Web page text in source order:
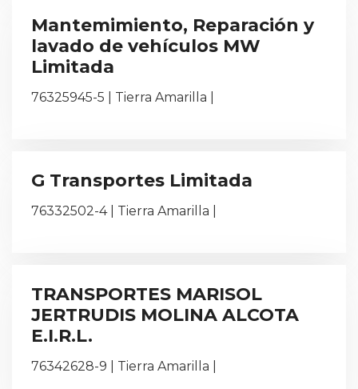
Mantemimiento, Reparación y
lavado de vehículos MW
Limitada
76325945-5 | Tierra Amarilla |
G Transportes Limitada
76332502-4 | Tierra Amarilla |
TRANSPORTES MARISOL
JERTRUDIS MOLINA ALCOTA
E.I.R.L.
76342628-9 | Tierra Amarilla |